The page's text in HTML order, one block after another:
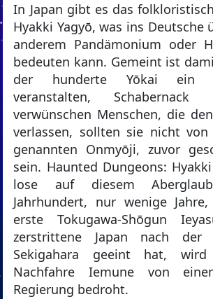
In Japan gibt es das
Hyakki Yagyō, was ins Deutsche
anderem Pandämonium oder
bedeuten kann. Gemeint ist
der hunderte Yōkai ein
veranstalten,
verwünschen Menschen, die
verlassen, sollten sie nicht
genannten Onmyōji, zuvor
sein. Haunted Dungeons:
lose auf diesem
Jahrhundert, nur wenige
erste Tokugawa-Shōgun
zerstrittene Japan nach der
Sekigahara geeint hat,
Nachfahre Iemune von
Regierung bedroht.